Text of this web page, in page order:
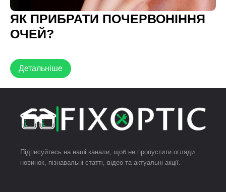
ЯК ПРИБРАТИ ПОЧЕРВОНІННЯ
ОЧЕЙ?
Детальніше
Підписуйтесь на наші канали, щоб не пропустити огляди
новинок, пізнавальні статті, відео та актуальні акції.